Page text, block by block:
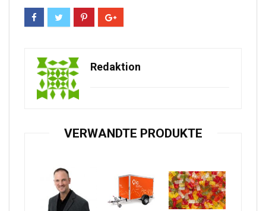
Redaktion
VERWANDTE PRODUKTE